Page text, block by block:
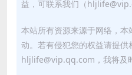
益，可联系我们（
本站所有资源来源于网络，
动。若有侵犯您的权益请提供
hljlife@vip.qq.com，我将及